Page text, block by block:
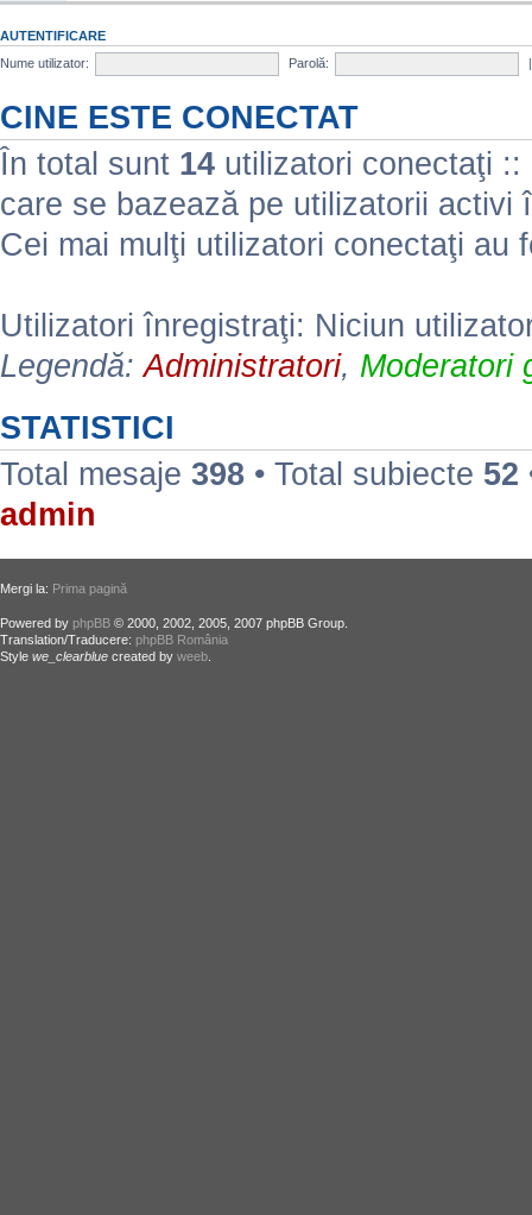
AUTENTIFICARE
Nume utilizator:
Parolă:
CINE ESTE CONECTAT
În total sunt 14 utilizatori conectaţi
care se bazează pe utilizatorii activi
Cei mai mulţi utilizatori conectaţi au
Utilizatori înregistraţi: Niciun
Legendă:Administratori, Moderatori
STATISTICI
Total mesaje 398 • Total subiecte 52
admin
Mergi la: Prima pagină
Powered by phpBB © 2000, 2002, 2005, 2007 phpBB Group.
Translation/Traducere: phpBB România
Style we_clearblue created by weeb